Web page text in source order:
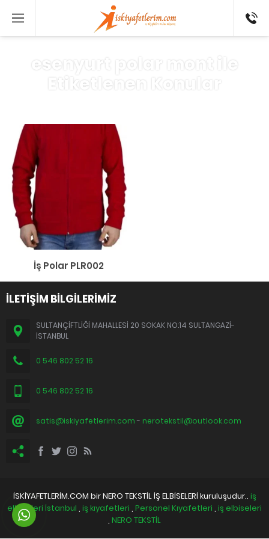
802 52
esenyurt polar mont ile
Etiketlenen Konular
İş Polar PLR002
İLETİŞİM BİLGİLERİMİZ
SULTANÇİFTLİĞİ MAHALLESİ 20 SOKAK NO:14 SULTANGAZİ-
İSTANBUL
0 546 802 52 16
0 546 802 52 16
satis@iskiyafetlerim.com - nerotekstil@outlook.com
İSKİYAFETLERİM.COM bir NERO TEKSTİL İŞ ELBİSELERİ kuruluşudur.. iş
elbiseleri İstanbul , iş kıyafetleri , Personel Kıyafetleri , iş elbiseleri
, NERO TEKSTİL